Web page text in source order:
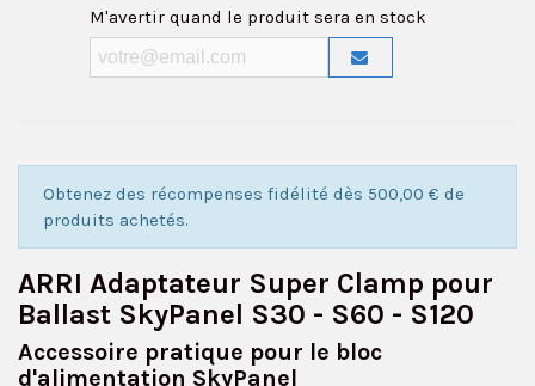
M'avertir quand le produit sera en stock
Obtenez des récompenses fidélité dès 500,00 € de
produits achetés.
ARRI Adaptateur Super Clamp pour
Ballast SkyPanel S30 - S60 - S120
Accessoire pratique pour le bloc
d'alimentation SkyPanel